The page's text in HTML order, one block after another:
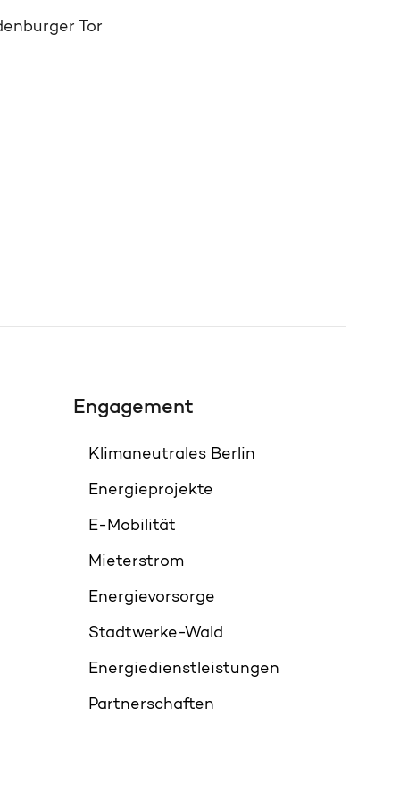
Tor
Engagement
Klimaneutrales Berlin
Energieprojekte
E-Mobilität
Mieterstrom
Energievorsorge
Stadtwerke-Wald
Energiedienstleistungen
Partnerschaften